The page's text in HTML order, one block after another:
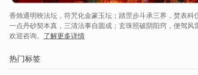
香烛通明映法坛，符咒化金篆玉坛；踏罡步斗承三界，焚表科
一点丹砂契本真，三清法事自圆成；玄珠照破阴阳窍，便驾风
欢迎咨询。 了解更多详情
热门标签